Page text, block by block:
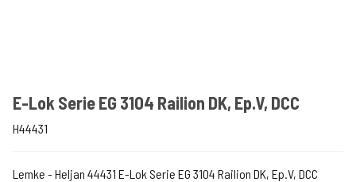
E-Lok Serie EG 3104 Railion DK, Ep.V, DCC
H44431
Lemke - Heljan 44431 E-Lok Serie EG 3104 Railion DK, Ep.V, DCC